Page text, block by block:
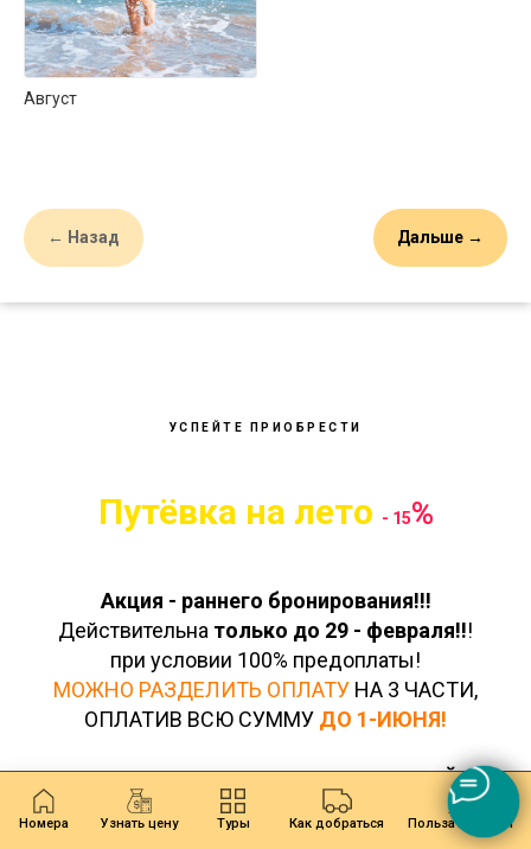
Август
← Назад Дальше →
УСПЕЙТЕ ПРИОБРЕСТИ
Путёвка на лето - 15%
Акция - раннего бронирования!!!
Действительна только до 29 - февраля!!!
при условии 100% предоплаты!
МОЖНО РАЗДЕЛИТЬ ОПЛАТУ НА 3 ЧАСТИ,
ОПЛАТИВ ВСЮ СУММУ ДО 1-ИЮНЯ!
ОПЛАЧИВАТЬ В РАССРОЧКУ ИЛИ КАСПИЙ РЕД
Номера Узнать цену Туры Как добраться Польза Алаколя